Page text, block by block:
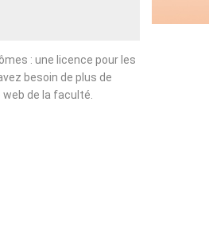
: une licence pour les
besoin de plus de
de la faculté.